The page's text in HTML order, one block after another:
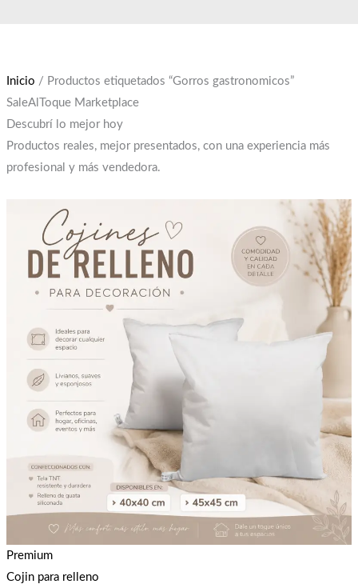
Inicio / Productos etiquetados “Gorros gastronomicos”
SaleAlToque Marketplace
Descubrí lo mejor hoy
Productos reales, mejor presentados, con una experiencia más
profesional y más vendedora.
Premium
Cojin para relleno
era:
$12,000.
es:
$10,000.